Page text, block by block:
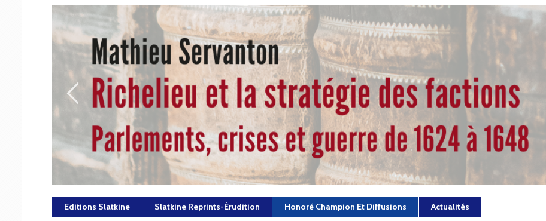
Editions Slatkine Slatkine Reprints-Érudition Honoré Champion Et Diffusions Actualités